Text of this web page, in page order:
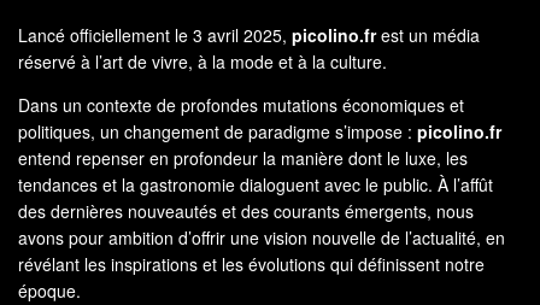
Lancé officiellement le 3 avril 2025, picolino.frest un média
réservé à l’art de vivre, à la mode et à la culture.
Dans un contexte de profondes mutations économiques et
politiques, un changement de paradigme s’impose : picolino.fr
entend repenser en profondeur la manière dont le luxe, les
tendances et la gastronomie dialoguent avec le public. À l’affût
des dernières nouveautés et des courants émergents, nous
avons pour ambition d’offrir une vision nouvelle de l’actualité, en
révélant les inspirations et les évolutions qui définissent notre
époque.